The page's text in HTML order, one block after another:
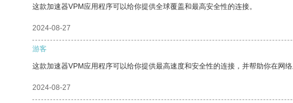
这款加速器VPM应用程序可以给你提供全球覆盖和最高安全性的连接。
2024-08-27
游客
这款加速器VPM应用程序可以给你提供最高速度和安全性的连接，并帮助你在网络
2024-08-27